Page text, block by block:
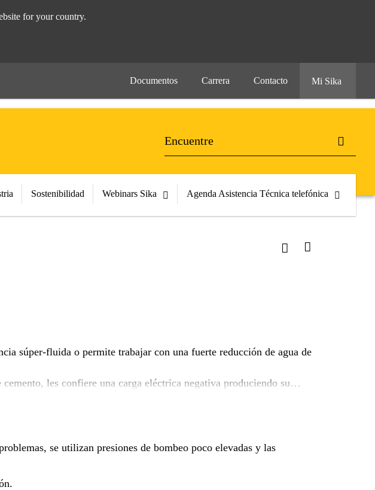
for your country.
Documentos Carrera Contacto Mi Sika
Sostenibilidad Webinars Sika Agenda Asistencia Técnica telefónica
súper-fluida o permite trabajar con una fuerte reducción de agua de
les confiere una carga eléctrica negativa produciendo su
se utilizan presiones de bombeo poco elevadas y las